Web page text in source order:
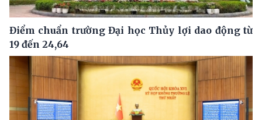
Điểm chuẩn trường Đại học Thủy lợi dao động từ
19 đến 24,64